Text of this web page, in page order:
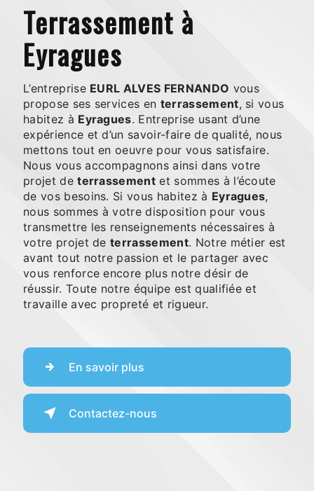
terrassement à
Eyragues
L’entreprise EURL ALVES FERNANDO vous
propose ses services en terrassement, si vous
habitez à Eyragues. Entreprise usant d’une
expérience et d’un savoir-faire de qualité, nous
mettons tout en oeuvre pour vous satisfaire.
Nous vous accompagnons ainsi dans votre
projet deterrassement et sommes à l’écoute
de vos besoins. Si vous habitez à Eyragues,
nous sommes à votre disposition pour vous
transmettre les renseignements nécessaires à
votre projet deterrassement. Notre métier est
avant tout notre passion et le partager avec
vous renforce encore plus notre désir de
réussir. Toute notre équipe est qualifiée et
travaille avec propreté et rigueur.
En savoir plus
Contactez-nous